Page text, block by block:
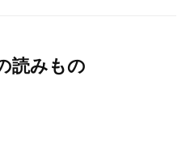
読みもの